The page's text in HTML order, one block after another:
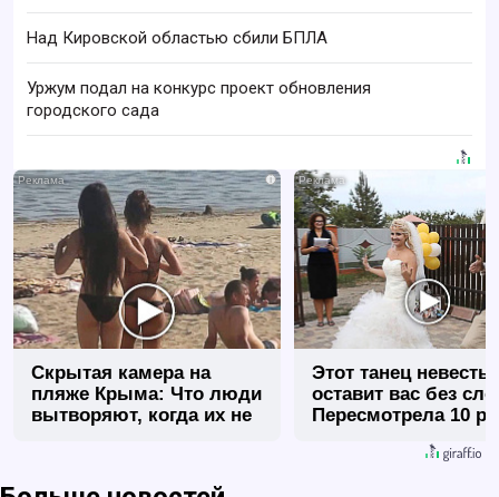
Над Кировской областью сбили БПЛА
Уржум подал на конкурс проект обновления
городского сада
i
Скрытая камера на
пляже Крыма: Что люди
вытворяют, когда их не
Этот танец невесты
оставит вас без
Пересмотрела 10